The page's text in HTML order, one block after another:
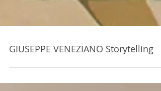
GIUSEPPE VENEZIANO Storytelling